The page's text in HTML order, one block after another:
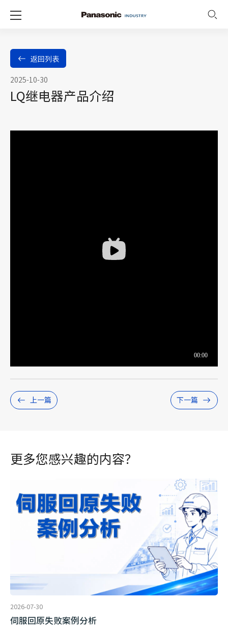
返回列表
2025-10-30
LQ继电器产品介绍
上一篇 下一篇
更多您感兴趣的内容？
2026-07-30
伺服回原失败案例分析